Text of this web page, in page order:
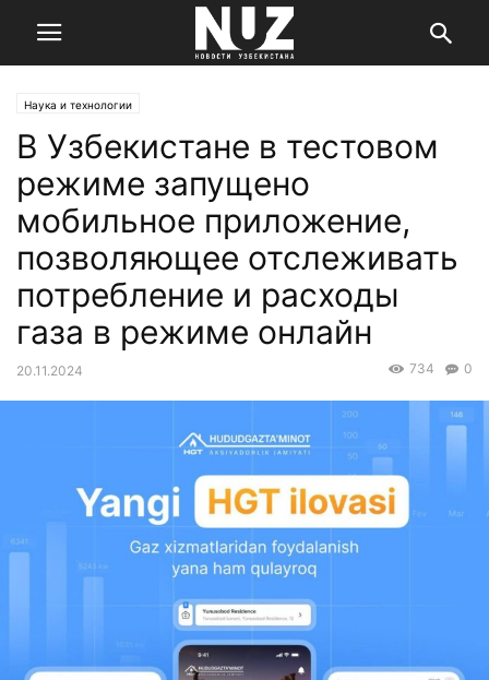
Наука и технологии
В Узбекистане в тестовом
режиме запущено
мобильное приложение,
позволяющее отслеживать
потребление и расходы
газа в режиме онлайн
20.11.2024 0
734